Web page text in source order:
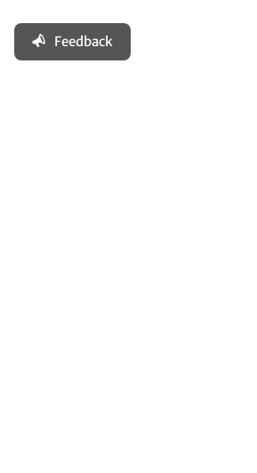
Feedback